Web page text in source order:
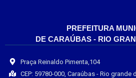
PREFEITURA
DE CARAÚBAS - RIO
Praça Reinaldo Pimenta,104
CEP: 59780-000, Caraúbas - Rio grande